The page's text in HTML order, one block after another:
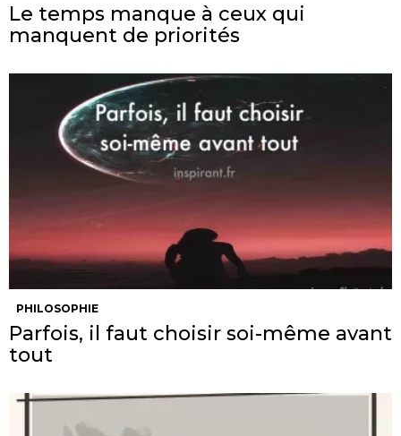
Le temps manque à ceux qui
manquent de priorités
PHILOSOPHIE
Parfois, il faut choisir soi-même avant
tout